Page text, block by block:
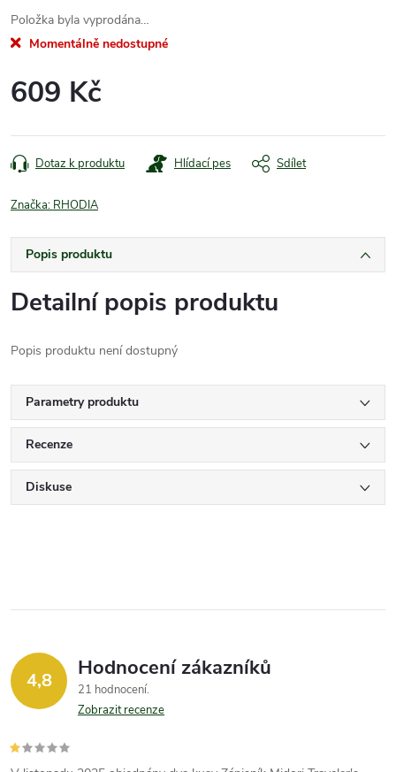
Položka byla vyprodána…
Momentálně nedostupné
609 Kč
cena:
Dotaz k produktu Hlídací pes Sdílet
Značka: RHODIA
Popis produktu
Detailní popis produktu
Popis produktu není dostupný
Parametry produktu
Recenze
Diskuse
4,8 Hodnocení zákazníků
21 hodnocení
Zobrazit recenze